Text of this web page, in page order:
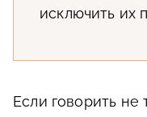
исключить их
Если говорить не